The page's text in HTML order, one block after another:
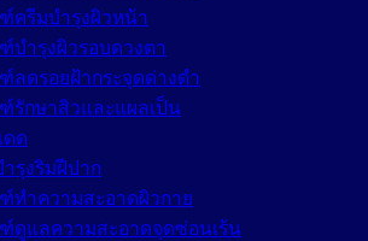
ครีมบำรุงผิวหน้า
ำรุงผิวรอบดวงตา
ดรอยฝ้ากระจุดด่างดำ
รักษาสิวและแผลเป็น
ดด
ำรุงริมฝีปาก
ทำความสะอาดผิวกาย
ดูแลความสะอาดจุดซ่อนเร้น